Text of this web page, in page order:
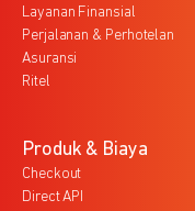
Layanan Finansial
Perjalanan & Perhotelan
Asuransi
Ritel
Produk & Biaya
Checkout
Direct API